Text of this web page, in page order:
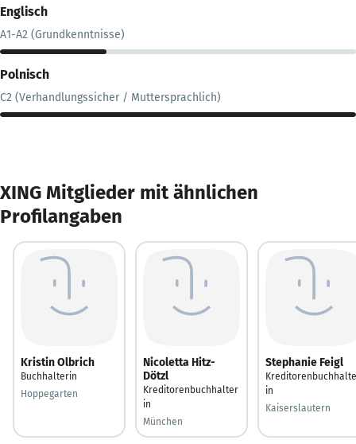
Englisch
A1-A2 (Grundkenntnisse)
Polnisch
C2 (Verhandlungssicher / Muttersprachlich)
XING Mitglieder mit ähnlichen
Profilangaben
Kristin Olbrich
Buchhalterin
Hoppegarten
Nicoletta Hitz-
Dötzl
Kreditorenbuchhalter
in
München
Stephanie Feigl
in
Kaiserslautern